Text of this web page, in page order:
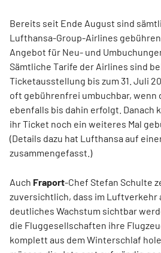
Bereits seit Ende August sind
Lufthansa-Group-Airlines
Angebot für Neu- und
Sämtliche Tarife der Airlines sind
Ticketausstellung bis zum 31. Juli
oft gebührenfrei umbuchbar, wenn
ebenfalls bis dahin erfolgt. Danach
ihr Ticket noch ein weiteres Mal
(Details dazu hat Lufthansa auf
zusammengefasst.)
Auch Fraport-Chef Stefan Schulte
zuversichtlich, dass im Luftverkehr
deutliches Wachstum sichtbar
die Fluggesellschaften ihre
komplett aus dem Winterschlaf